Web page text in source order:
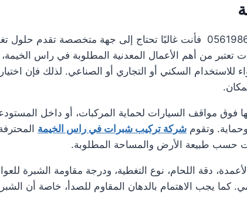
عند البحث عن شركة تركيب شبرات في راس الخيمة 0561986146 فأنت غالبًا تحتاج
تعتبر من أهم الأعمال المعدنية المطلوبة في راس
السكني أو التجاري أو الصناعي. لذلك فإن اختيار
فوق مواقف السيارات لحماية المركبات، أو داخل
وتقوم شركة تركيب شبرات في راس الخيمة
حسب طبيعة الأرض والمساحة المطلوبة.
دقة اللحام، نوع التغطية، ودرجة مقاومة الشبرة
كما يجب الاهتمام بالدهان المقاوم للصدأ، خاصة أن